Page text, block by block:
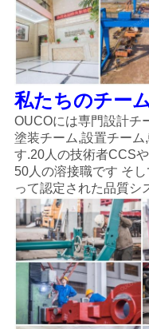
私たちのチー
OUCOには専門設計チ
塗装チーム,設置チーム
す.20人の技術者CCS
50人の溶接職です そ
って認定された品質シ